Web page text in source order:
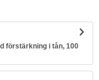
förstärkning i tån, 100